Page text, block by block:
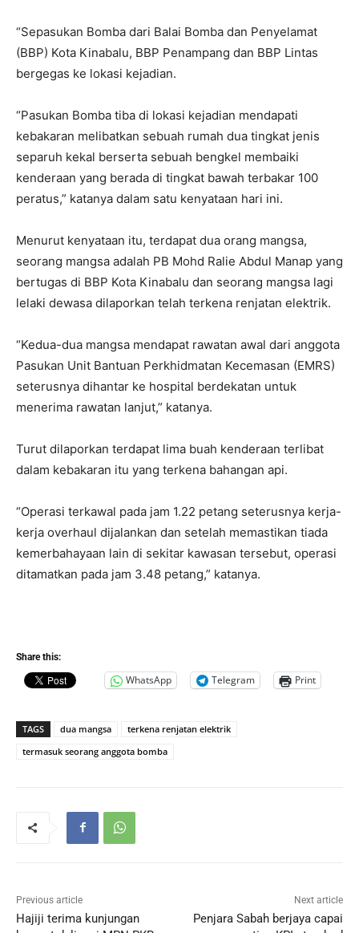
“Sepasukan Bomba dari Balai Bomba dan Penyelamat
(BBP) Kota Kinabalu, BBP Penampang dan BBP Lintas
bergegas ke lokasi kejadian.
“Pasukan Bomba tiba di lokasi kejadian mendapati
kebakaran melibatkan sebuah rumah dua tingkat jenis
separuh kekal berserta sebuah bengkel membaiki
kenderaan yang berada di tingkat bawah terbakar 100
peratus,” katanya dalam satu kenyataan hari ini.
Menurut kenyataan itu, terdapat dua orang mangsa,
seorang mangsa adalah PB Mohd Ralie Abdul Manap yang
bertugas di BBP Kota Kinabalu dan seorang mangsa lagi
lelaki dewasa dilaporkan telah terkena renjatan elektrik.
“Kedua-dua mangsa mendapat rawatan awal dari anggota
Pasukan Unit Bantuan Perkhidmatan Kecemasan (EMRS)
seterusnya dihantar ke hospital berdekatan untuk
menerima rawatan lanjut,” katanya.
Turut dilaporkan terdapat lima buah kenderaan terlibat
dalam kebakaran itu yang terkena bahangan api.
“Operasi terkawal pada jam 1.22 petang seterusnya kerja-
kerja overhaul dijalankan dan setelah memastikan tiada
kemerbahayaan lain di sekitar kawasan tersebut, operasi
ditamatkan pada jam 3.48 petang,” katanya.
Share this:
WhatsApp Telegram Print
TAGS dua mangsa
terkena renjatan elektrik
termasuk seorang anggota bomba
Previous article
Hajiji terima kunjungan
Next article
Penjara Sabah berjaya capai